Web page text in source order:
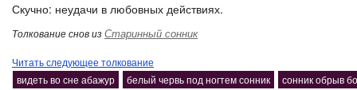
Скучно: неудачи в любовных действиях.
Толкование снов изСтаринный сонник
Читать следующее толкование
видеть во сне абажур
белый червь под ногтем сонник
сонник обрыв